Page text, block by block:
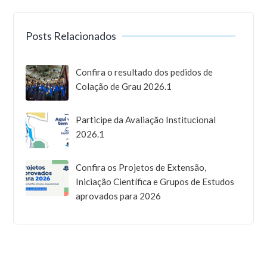
Posts Relacionados
Confira o resultado dos pedidos de
Colação de Grau 2026.1
Participe da Avaliação Institucional
2026.1
Confira os Projetos de Extensão,
Iniciação Científica e Grupos de Estudos
aprovados para 2026